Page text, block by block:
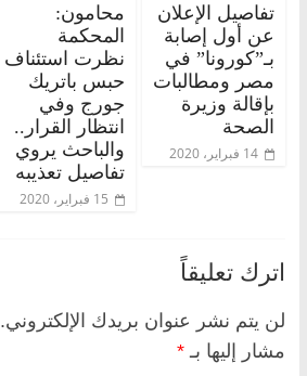
تفاصيل الإعلان
عن أول إصابة
بـ”كورونا” في
مصر ومطالبات
بإقالة وزيرة
الصحة
14 فبراير، 2020
محامون:
المحكمة
نظرت استئناف
حبس باتريك
جورج وفي
انتظار القرار..
والباحث يروي
تفاصيل تعذيبه
15 فبراير، 2020
اترك تعليقاً
لن يتم نشر عنوان بريدك الإلكتروني.
مشار إليها بـ *